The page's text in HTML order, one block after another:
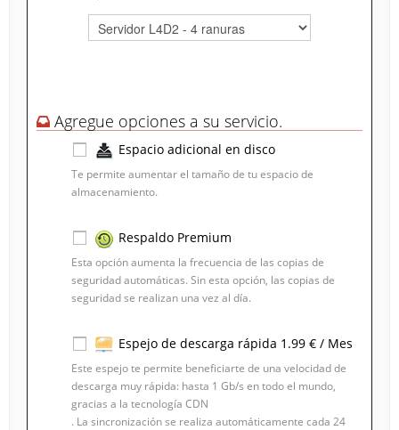
Agregue opciones a su servicio.
Espacio adicional en disco
Te permite aumentar el tamaño de tu espacio de
almacenamiento.
Respaldo Premium
Esta opción aumenta la frecuencia de las copias de
seguridad automáticas. Sin esta opción, las copias de
seguridad se realizan una vez al día.
Espejo de descarga rápida 1.99 € / Mes
Este espejo te permite beneficiarte de una velocidad de
descarga muy rápida: hasta 1 Gb/s en todo el mundo,
gracias a la tecnología CDN
. La sincronización se realiza automáticamente cada 24